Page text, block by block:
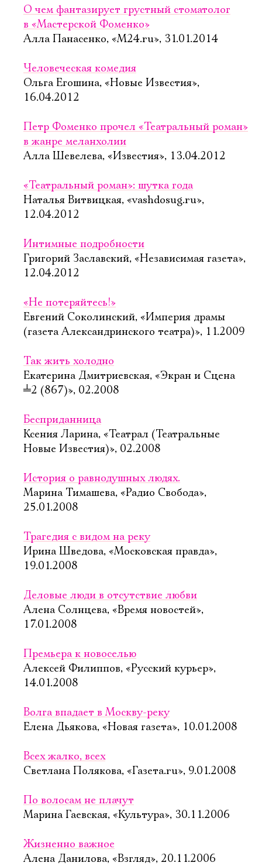
О чем фантазирует грустный стоматолог
в «Мастерской Фоменко»
Алла Панасенко, «М24.ru», 31.01.2014
Человеческая комедия
Ольга Егошина, «Новые Известия»,
16.04.2012
Петр Фоменко прочел «Театральный роман»
в жанре меланхолии
Алла Шевелева, «Известия», 13.04.2012
«Театральный роман»: шутка года
Наталья Витвицкая, «vashdosug.ru»,
12.04.2012
Интимные подробности
Григорий Заславский, «Независимая газета»,
12.04.2012
«Не потеряйтесь!»
Евгений Соколинский, «Империя драмы
(газета Александринского театра)», 11.2009
Так жить холодно
Екатерина Дмитриевская, «Экран и Сцена
╧2 (867)», 02.2008
Бесприданница
Ксения Ларина, «Театрал (Театральные
Новые Известия)», 02.2008
История о равнодушных людях.
Марина Тимашева, «Радио Свобода»,
25.01.2008
Трагедия с видом на реку
Ирина Шведова, «Московская правда»,
19.01.2008
Деловые люди в отсутствие любви
Алена Солнцева, «Время новостей»,
17.01.2008
Премьера к новоселью
Алексей Филиппов, «Русский курьер»,
14.01.2008
Волга впадает в Москву-реку
Елена Дьякова, «Новая газета», 10.01.2008
Всех жалко, всех
Светлана Полякова, «Газета.ru», 9.01.2008
По волосам не плачут
Марина Гаевская, «Культура», 30.11.2006
Жизненно важное
Алена Данилова, «Взгляд», 20.11.2006